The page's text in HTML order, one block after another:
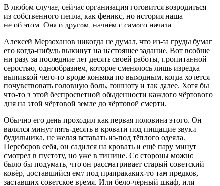
В любом случае, сейчас организация готовится возродиться
из собственного пепла, как феникс, но история наша
не об этом. Она о другом, начнём с самого начала.
Алексей Мерзоханов никогда не думал, что из-за груды бумаг
его когда-нибудь выкинут на настоящее задание. Вот вообще
ни разу за последние лет десять своей работы, пропитанной
серостью, однообразием, которое сменялось лишь изредка
выпивкой чего-то вроде коньяка по выходным, когда хочется
почувствовать головную боль, тошноту и так далее. Хотя бы
что-то в этой беспросветной обыденности каждого чёртового
дня на этой чёртовой земле до чёртовой смерти.
Обычно его день проходил как первая половина этого. Он
валялся минут пять-десять в кровати под пищащие звуки
будильника, не желая вставать из-под тёплого одеяла.
Переборов себя, он садился на кровать и ещё пару минут
смотрел в пустоту, но уже в тишине. Со стороны можно
было бы подумать, что он рассматривает старый советский
ковёр, доставшийся ему под прапракаких-то там предков,
заставших советское время. Или бело-чёрный шкаф, или